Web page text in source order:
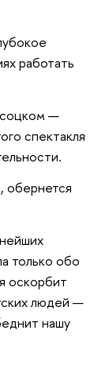
работать
—
спектакля
обернется
только обо
оскорбит
людей —
нашу